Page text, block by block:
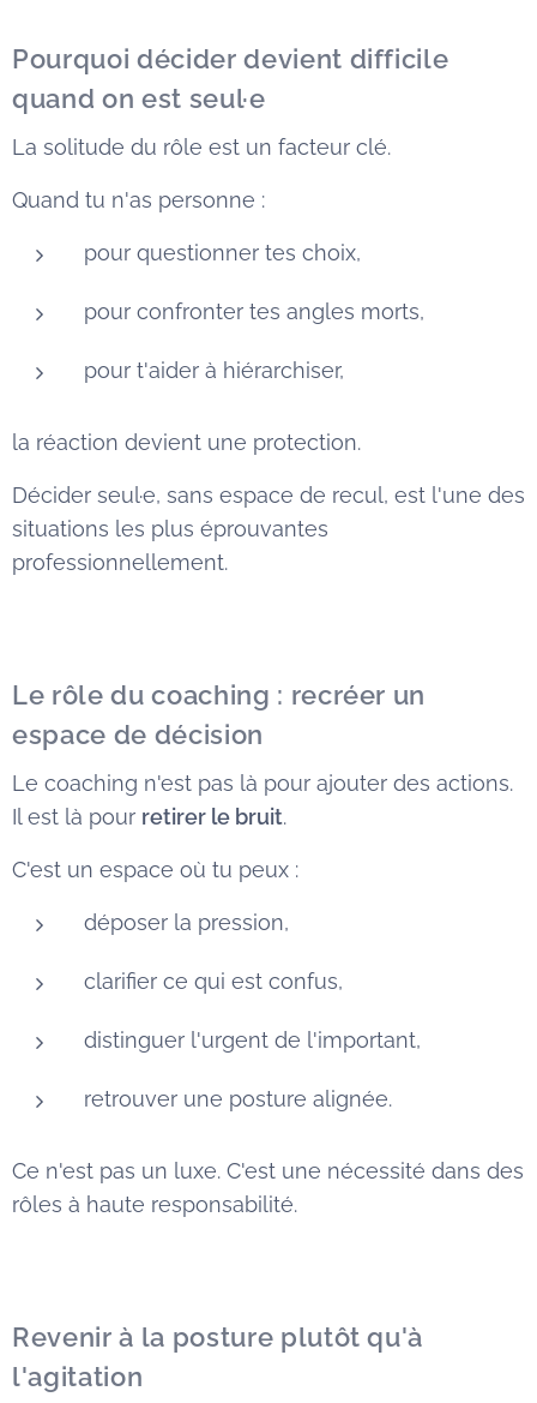
Pourquoi décider devient difficile
quand on est seul·e
La solitude du rôle est un facteur clé.
Quand tu n'as personne :
pour questionner tes choix,
pour confronter tes angles morts,
pour t'aider à hiérarchiser,
la réaction devient une protection.
Décider seul·e, sans espace de recul, est l'une des
situations les plus éprouvantes
professionnellement.
Le rôle du coaching : recréer un
espace de décision
Le coaching n'est pas là pour ajouter des actions.
Il est là pour retirer le bruit.
C'est un espace où tu peux :
déposer la pression,
clarifier ce qui est confus,
distinguer l'urgent de l'important,
retrouver une posture alignée.
Ce n'est pas un luxe. C'est une nécessité dans des
rôles à haute responsabilité.
Revenir à la posture plutôt qu'à
l'agitation